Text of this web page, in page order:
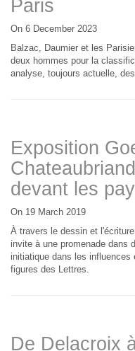
Paris
On 6 December 2023
Balzac, Daumier et les
deux hommes pour la
analyse, toujours actuelle,
Exposition
devant les
On 19 March 2019
À travers le dessin et
invite à une promenade dans
initiatique dans les
figures des Lettres.
De Delacroix